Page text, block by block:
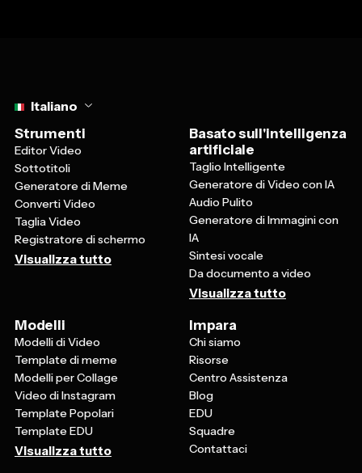
Italiano
Strumenti
Editor Video
Sottotitoli
Generatore di Meme
Converti Video
Taglia Video
Registratore di schermo
Visualizza tutto
Basato sull'intelligenza
artificiale
Taglio Intelligente
Generatore di Video con IA
Audio Pulito
Generatore di Immagini con
IA
Sintesi vocale
Da documento a video
Visualizza tutto
Modelli
Modelli di Video
Template di meme
Modelli per Collage
Video di Instagram
Template Popolari
Template EDU
Visualizza tutto
Impara
Chi siamo
Risorse
Centro Assistenza
Blog
EDU
Squadre
Contattaci